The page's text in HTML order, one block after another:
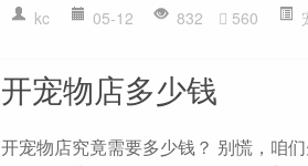
kc 05-12 832 560
开宠物店多少钱
开宠物店究竟需要多少钱？ 别慌，咱